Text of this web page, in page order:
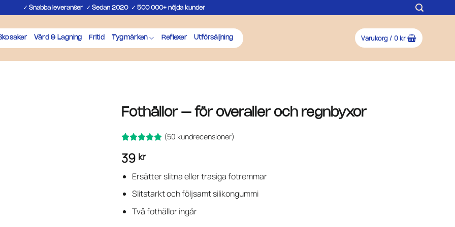
✓ Snabba leveranser✓ Sedan 2020✓ 500 000+ nöjda kunder
Vård & Lagning Fritid Tygmärken Reflexer Utförsäljning Varukorg / 0kr
Fothällor – för overaller och regnbyxor
4.92 av 5
kundrecensioner
(50 kundrecensioner)
39 kr
Ersätter slitna eller trasiga fotremmar
Slitstarkt och följsamt silikongummi
Två fothällor ingår